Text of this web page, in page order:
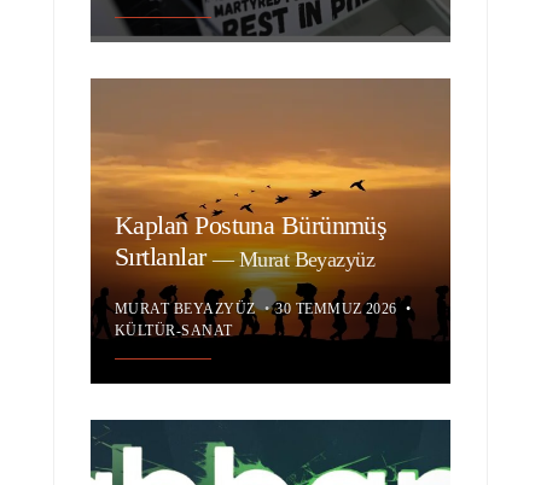
Kaplan Postuna Bürünmüş
Sırtlanlar—Murat Beyazyüz
MURAT BEYAZYÜZ • 30 TEMMUZ 2026 •
KÜLTÜR-SANAT